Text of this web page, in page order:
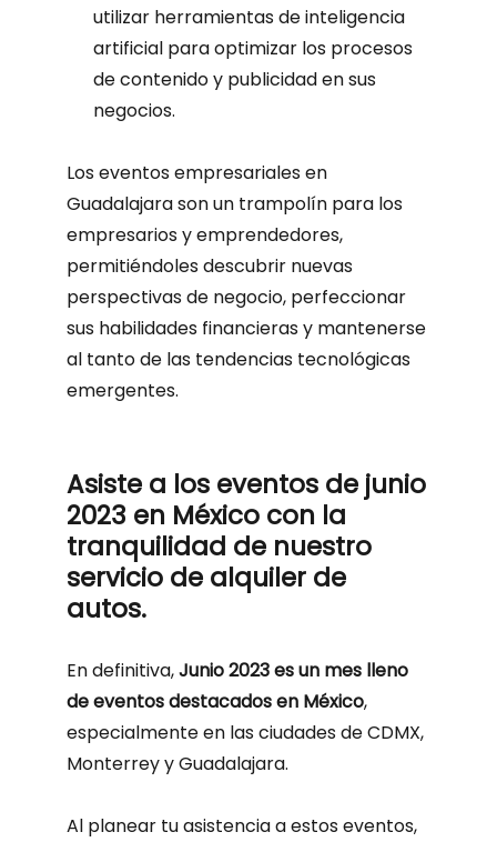
utilizar herramientas de inteligencia
artificial para optimizar los procesos
de contenido y publicidad en sus
negocios.
Los eventos empresariales en
Guadalajara son un trampolín para los
empresarios y emprendedores,
permitiéndoles descubrir nuevas
perspectivas de negocio, perfeccionar
sus habilidades financieras y mantenerse
al tanto de las tendencias tecnológicas
emergentes.
Asiste a los eventos de junio
2023 en México con la
tranquilidad de nuestro
servicio de alquiler de
autos.
En definitiva,Junio 2023 es un mes lleno
de eventos destacados en México,
especialmente en las ciudades de CDMX,
Monterrey y Guadalajara.
Al planear tu asistencia a estos eventos,